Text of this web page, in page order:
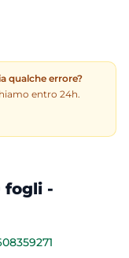
qualche errore?
entro 24h.
fogli -